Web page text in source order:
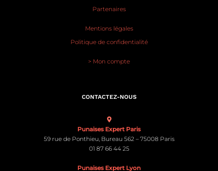
Partenaires
Mentions légales
Politique de confidentialité
> Mon compte
CONTACTEZ-NOUS
Punaises Expert Paris
59 rue de Ponthieu, Bureau 562 – 75008 Paris
01 87 66 44 25
Punaises Expert Lyon